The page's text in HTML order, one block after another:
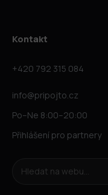
Kontakt
+420 792 315 084
info@pripojto.cz
Po–Ne 8:00–20:00
Přihlášení pro partnery
Hledat na webu